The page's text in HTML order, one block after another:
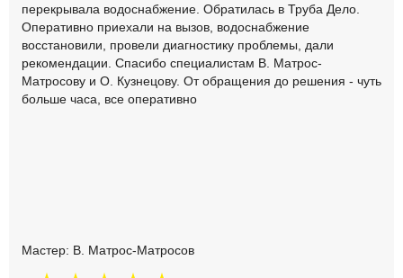
перекрывала водоснабжение. Обратилась в Труба Дело.
Оперативно приехали на вызов, водоснабжение
восстановили, провели диагностику проблемы, дали
рекомендации. Спасибо специалистам В. Матрос-
Матросову и О. Кузнецову. От обращения до решения - чуть
больше часа, все оперативно
Мастер: В. Матрос-Матросов